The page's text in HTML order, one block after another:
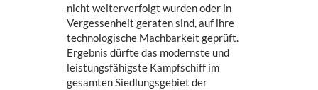
nicht weiterverfolgt wurden oder in
Vergessenheit geraten sind, auf ihre
technologische Machbarkeit geprüft.
Ergebnis dürfte das modernste und
leistungsfähigste Kampfschiff im
gesamten Siedlungsgebiet der